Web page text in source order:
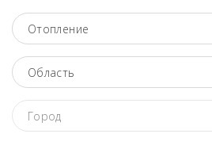
Отопление
Область
Город